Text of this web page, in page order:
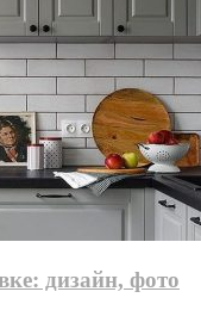
дизайн, фото